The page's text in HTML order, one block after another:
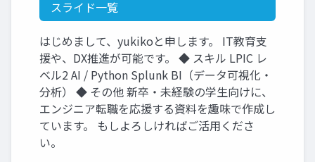
スライド一覧
はじめまして、yukikoと申します。 IT教育支
援や、DX推進が可能です。 ◆ スキル LPIC レ
ベル2 AI / Python Splunk BI（データ可視化・
分析） ◆ その他 新卒・未経験の学生向けに、
エンジニア転職を応援する資料を趣味で作成し
ています。 もしよろしければご活用くださ
い。